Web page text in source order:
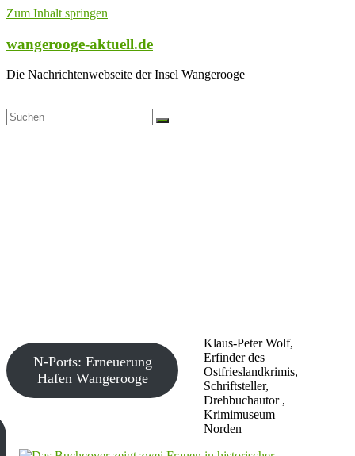
Zum Inhalt springen
wangerooge-aktuell.de
Die Nachrichtenwebseite der Insel Wangerooge
Klaus-Peter Wolf,
Erfinder des
Ostfrieslandkrimis,
Schriftsteller,
Drehbuchautor ,
Krimimuseum
Norden
N-Ports: Erneuerung
Hafen Wangerooge